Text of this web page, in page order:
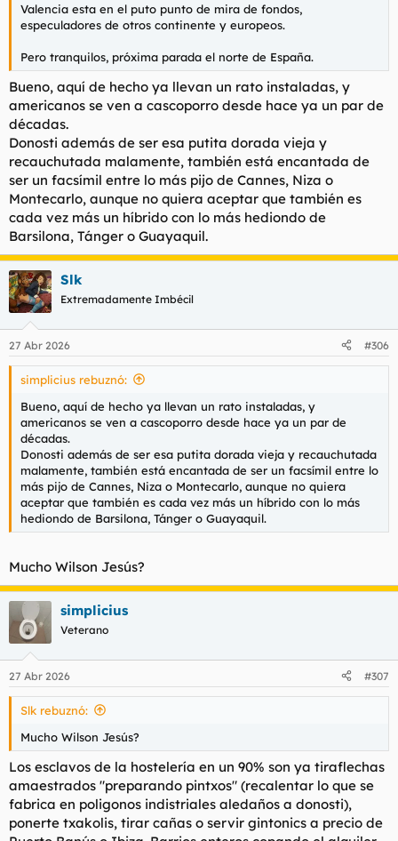
Valencia esta en el puto punto de mira de fondos,
especuladores de otros continente y europeos.
Pero tranquilos, próxima parada el norte de España.
Bueno, aquí de hecho ya llevan un rato instaladas, y
americanos se ven a cascoporro desde hace ya un par de
décadas.
Donosti además de ser esa putita dorada vieja y
recauchutada malamente, también está encantada de
ser un facsímil entre lo más pijo de Cannes, Niza o
Montecarlo, aunque no quiera aceptar que también es
cada vez más un híbrido con lo más hediondo de
Barsilona, Tánger o Guayaquil.
Slk
Extremadamente Imbécil
27 Abr 2026 #306
simplicius rebuznó:
Bueno, aquí de hecho ya llevan un rato instaladas, y
americanos se ven a cascoporro desde hace ya un par de
décadas.
Donosti además de ser esa putita dorada vieja y recauchutada
malamente, también está encantada de ser un facsímil entre lo
más pijo de Cannes, Niza o Montecarlo, aunque no quiera
aceptar que también es cada vez más un híbrido con lo más
hediondo de Barsilona, Tánger o Guayaquil.
Mucho Wilson Jesús?
simplicius
Veterano
27 Abr 2026 #307
Slk rebuznó:
Mucho Wilson Jesús?
Los esclavos de la hostelería en un 90% son ya tiraflechas
amaestrados "preparando pintxos" (recalentar lo que se
fabrica en poligonos indistriales aledaños a donosti),
ponerte txakolis, tirar cañas o servir gintonics a precio de